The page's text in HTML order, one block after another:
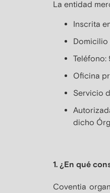
La entidad
Inscrita
Teléfono:
Oficina
Servicio
dicho
1. ¿En qué
Coventia